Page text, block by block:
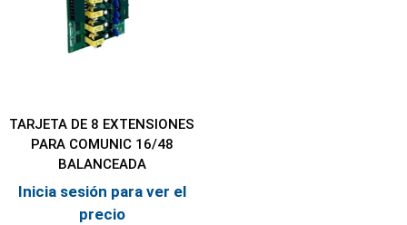
TARJETA DE 8 EXTENSIONES
PARA COMUNIC 16/48
BALANCEADA
Inicia sesión para ver el
precio